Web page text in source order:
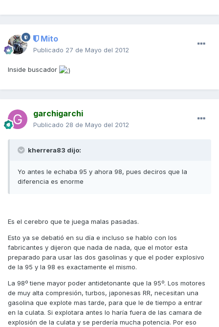
Mito
Publicado 27 de Mayo del 2012
Inside buscador
garchigarchi
Publicado 28 de Mayo del 2012
kherrera83 dijo:
Yo antes le echaba 95 y ahora 98, pues deciros que la
diferencia es enorme
Es el cerebro que te juega malas pasadas.
Esto ya se debatió en su día e incluso se hablo con los
fabricantes y dijeron que nada de nada, que el motor esta
preparado para usar las dos gasolinas y que el poder explosivo
de la 95 y la 98 es exactamente el mismo.
La 98º tiene mayor poder antidetonante que la 95º. Los motores
de muy alta compresión, turbos, japonesas RR, necesitan una
gasolina que explote mas tarde, para que le de tiempo a entrar
en la culata. Si explotara antes lo haría fuera de las camara de
explosión de la culata y se perdería mucha potencia. Por eso